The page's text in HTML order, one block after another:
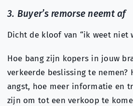
3. Buyer’s remorse neemt af
Dicht de kloof van “ik weet niet
Hoe bang zijn kopers in jouw
verkeerde beslissing te nemen?
angst, hoe meer informatie en
zijn om tot een verkoop te